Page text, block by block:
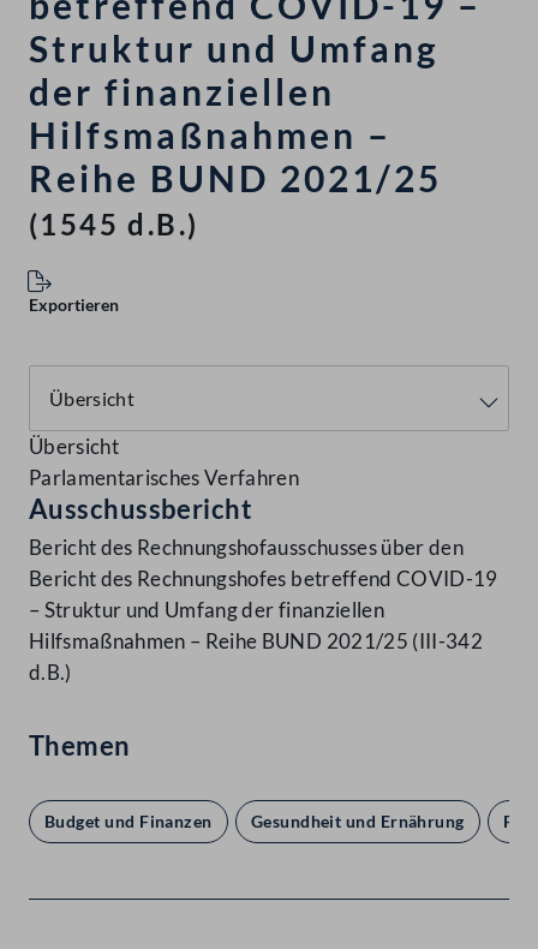
Struktur und Umfang
der finanziellen
Hilfsmaßnahmen –
Reihe BUND 2021/25
(1545 d.B.)
Exportieren
Übersicht
Parlamentarisches Verfahren
Ausschussbericht
Bericht des Rechnungshofausschusses über den
Bericht des Rechnungshofes betreffend COVID-19
– Struktur und Umfang der finanziellen
Hilfsmaßnahmen – Reihe BUND 2021/25 (III-342
d.B.)
Themen
Budget und Finanzen Gesundheit und Ernährung